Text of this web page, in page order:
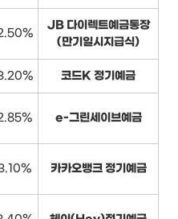
JB 다이렉트예금통장
(만기일시지급식)
코드K 정기예금
e-그린세이브예금
카카오뱅크 정기예금